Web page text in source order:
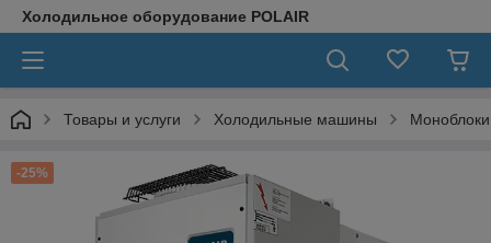
Холодильное оборудование POLAIR
Товары и услуги Холодильные машины Моноблоки
-25%